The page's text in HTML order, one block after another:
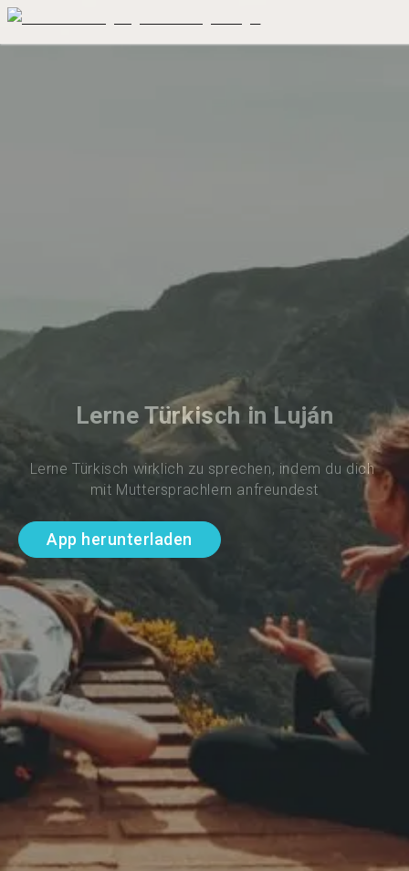
Lerne Türkisch in Luján
Lerne Türkisch wirklich zu sprechen, indem du dich
mit Muttersprachlern anfreundest
App herunterladen